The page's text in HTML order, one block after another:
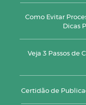
Como Evitar
Dicas
Veja 3 Passos de
Certidão de